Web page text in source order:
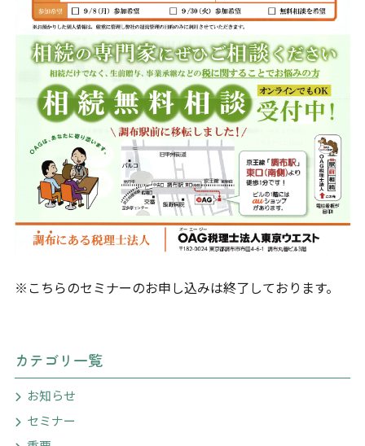
※こちらのセミナーのお申し込みは終了しております。
カテゴリ一覧
お知らせ
セミナー